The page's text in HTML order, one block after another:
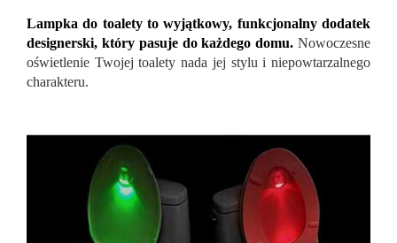
Lampka do toalety to wyjątkowy, funkcjonalny dodatek
designerski, który pasuje do każdego domu. Nowoczesne
oświetlenie Twojej toalety nada jej stylu i niepowtarzalnego
charakteru.